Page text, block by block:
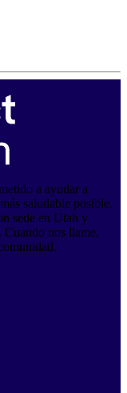
a ayudar a
saludable posible.
sede en Utah y
nos llame,